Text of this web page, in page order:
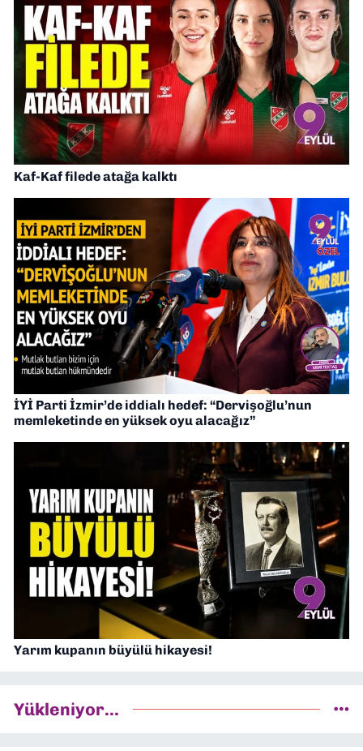
Kaf-Kaf filede atağa kalktı
İYİ Parti İzmir’de iddialı hedef: “Dervişoğlu’nun
memleketinde en yüksek oyu alacağız”
Yarım kupanın büyülü hikayesi!
Yükleniyor...